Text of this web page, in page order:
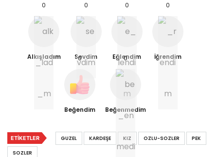
0
Alkışladım
0
Sevdim
0
Eğlendim
0
İğrendim
0
Beğendim
0
Beğenmedim
ETIKETLER GUZEL KARDEŞE KIZ OZLU-SOZLER
PEK
SOZLER